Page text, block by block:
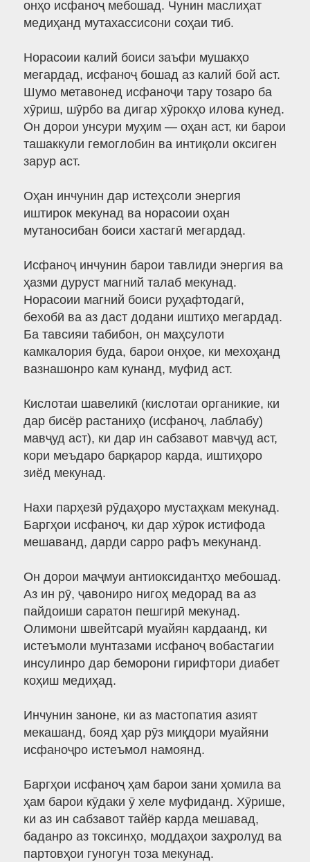
онҳо исфаноҷ мебошад. Чунин маслиҳат
медиҳанд мутахассисони соҳаи тиб.
Норасоии калий боиси заъфи мушакҳо
мегардад, исфаноҷ бошад аз калий бой аст.
Шумо метавонед исфаноҷи тару тозаро ба
хӯриш, шӯрбо ва дигар хӯрокҳо илова кунед.
Он дорои унсури муҳим — оҳан аст, ки барои
ташаккули гемоглобин ва интиқоли оксиген
зарур аст.
Оҳан инчунин дар истеҳсоли энергия
иштирок мекунад ва норасоии оҳан
мутаносибан боиси хастагӣ мегардад.
Исфаноҷ инчунин барои тавлиди энергия ва
ҳазми дуруст магний талаб мекунад.
Норасоии магний боиси руҳафтодагӣ,
бехобӣ ва аз даст додани иштиҳо мегардад.
Ба тавсияи табибон, он маҳсулоти
камкалория буда, барои онҳое, ки мехоҳанд
вазнашонро кам кунанд, муфид аст.
Кислотаи шавеликӣ (кислотаи органикие, ки
дар бисёр растаниҳо (исфаноҷ, лаблабу)
мавҷуд аст), ки дар ин сабзавот мавҷуд аст,
кори меъдаро барқарор карда, иштиҳоро
зиёд мекунад.
Нахи парҳезӣ рӯдаҳоро мустаҳкам мекунад.
Баргҳои исфаноҷ, ки дар хӯрок истифода
мешаванд, дарди сарро рафъ мекунанд.
Он дорои маҷмуи антиоксидантҳо мебошад.
Аз ин рӯ, ҷавониро нигоҳ медорад ва аз
пайдоиши саратон пешгирӣ мекунад.
Олимони швейтсарӣ муайян кардаанд, ки
истеъмоли мунтазами исфаноҷ вобастагии
инсулинро дар беморони гирифтори диабет
коҳиш медиҳад.
Инчунин заноне, ки аз мастопатия азият
мекашанд, бояд ҳар рӯз миқдори муайяни
исфаноҷро истеъмол намоянд.
Баргҳои исфаноҷ ҳам барои зани ҳомила ва
ҳам барои кӯдаки ӯ хеле муфиданд. Хӯрише,
ки аз ин сабзавот тайёр карда мешавад,
баданро аз токсинҳо, моддаҳои заҳролуд ва
партовҳои гуногун тоза мекунад.